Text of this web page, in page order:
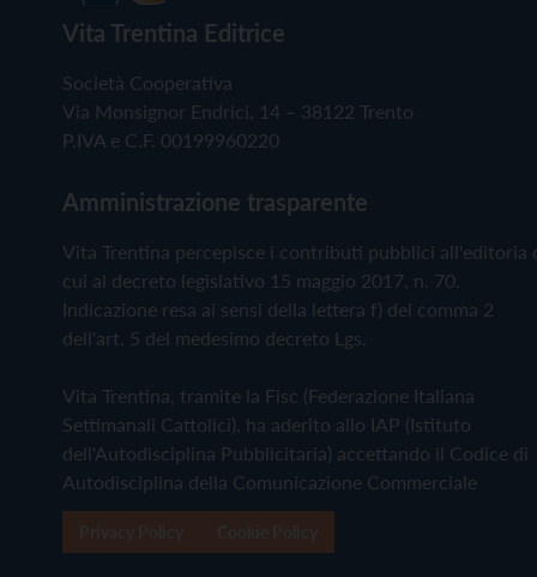
Vita Trentina Editrice
Società Cooperativa
Via Monsignor Endrici, 14 – 38122 Trento
P.IVA e C.F. 00199960220
Amministrazione trasparente
Vita Trentina percepisce i contributi pubblici all'editoria
cui al decreto legislativo 15 maggio 2017, n. 70.
Indicazione resa ai sensi della lettera f) del comma 2
dell'art. 5 del medesimo decreto Lgs.
Vita Trentina, tramite la Fisc (Federazione Italiana
Settimanali Cattolici), ha aderito allo IAP (Istituto
dell'Autodisciplina Pubblicitaria) accettando il Codice di
Autodisciplina della Comunicazione Commerciale